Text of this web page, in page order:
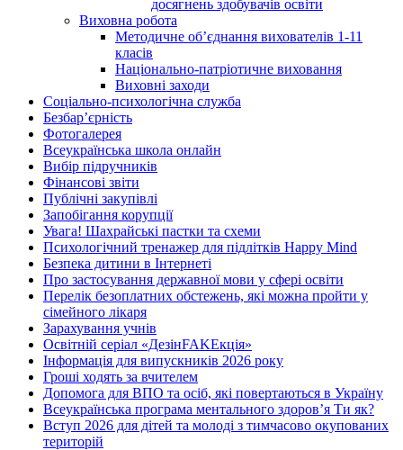
досягнень здобувачів освіти
Виховна робота
Методичне об’єднання вихователів 1-11
класів
Національно-патріотичне виховання
Виховні заходи
Соціально-психологічна служба
Безбар’єрність
Фотогалерея
Всеукраїнська школа онлайн
Вибір підручників
Фінансові звіти
Публічні закупівлі
Запобігання корупції
Увага! Шахрайські пастки та схеми
Психологічний тренажер для підлітків Happy Mind
Безпека дитини в Інтернеті
Про застосування державної мови у сфері освіти
Перелік безоплатних обстежень, які можна пройти у
сімейного лікаря
Зарахування учнів
Освітній серіал «ДезінFAKEкція»
Інформація для випускників 2026 року
Гроші ходять за вчителем
Допомога для ВПО та осіб, які повертаються в Україну
Всеукраїнська програма ментального здоров’я Ти як?
Вступ 2026 для дітей та молоді з тимчасово окупованих
територій